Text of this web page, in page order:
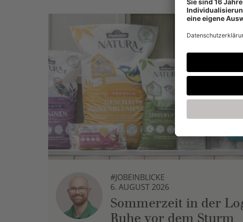
#JOBEINBLICKE
6. AUGUST 2026
Sommerzeit in der
Ruhe vor dem Sturm